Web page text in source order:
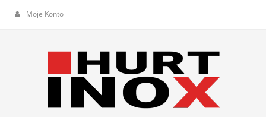
Moje Konto